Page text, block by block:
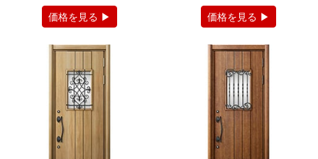
価格を見る ▶
価格を見る ▶